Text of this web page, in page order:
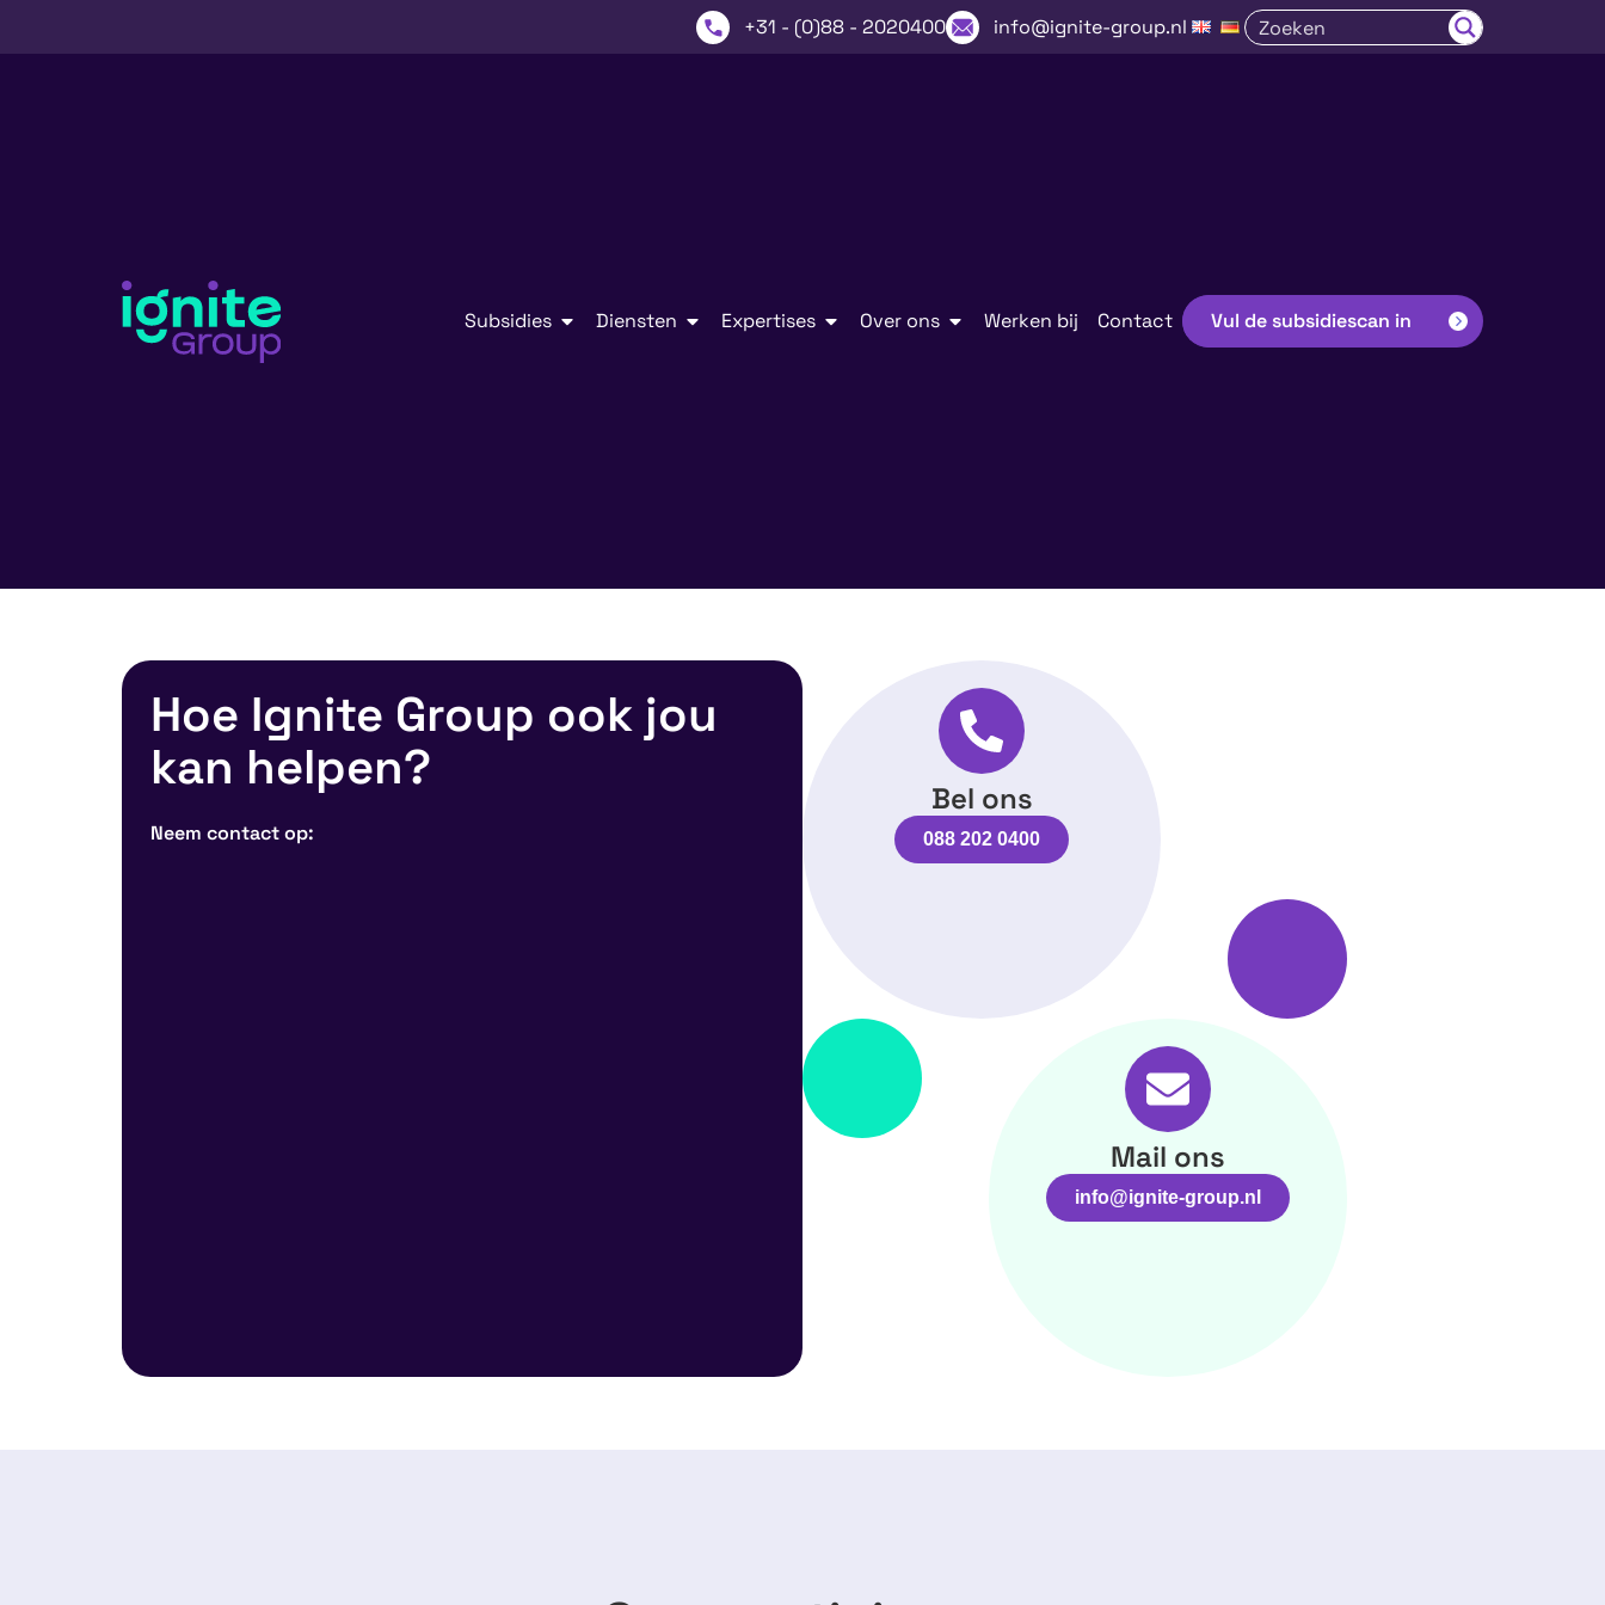
+31 - (0)88 - 2020400 info@ignite-group.nl
Subsidies Diensten Expertises Over ons Werken bij Contact Vul de subsidiescan in
Hoe Ignite Group ook jou
kan helpen?
Neem contact op:
Bel ons
088 202 0400
Mail ons
info@ignite-group.nl